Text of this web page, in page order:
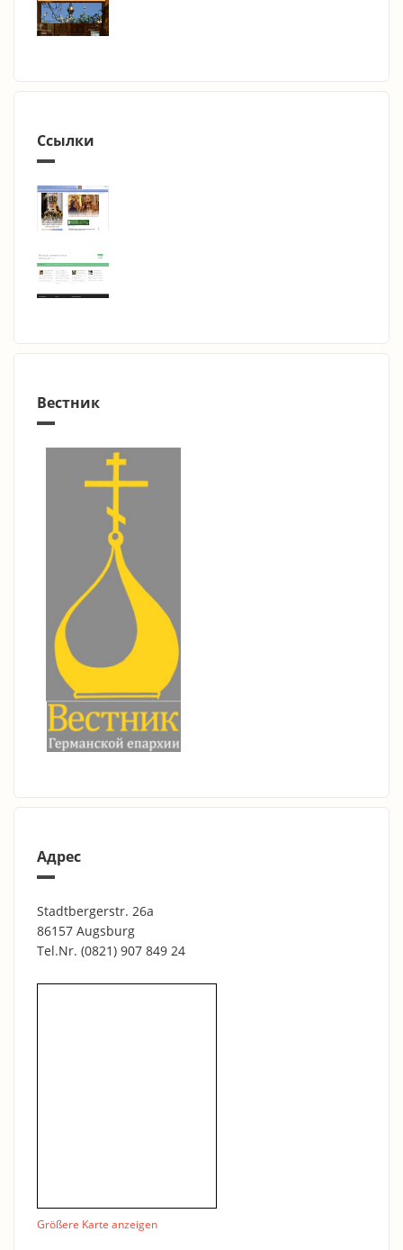
Ссылки
Вестник
Адрес
Stadtbergerstr. 26a
86157 Augsburg
Tel.Nr. (0821) 907 849 24
Größere Karte anzeigen